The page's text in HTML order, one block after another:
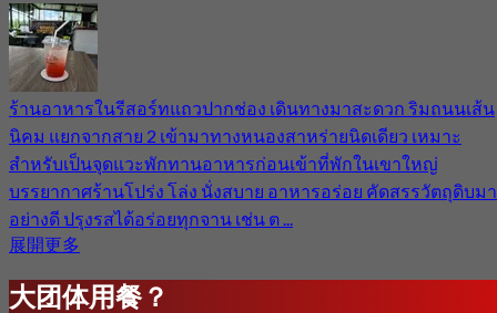
ร้านอาหารในรีสอร์ทแถวปากช่อง เดินทางมาสะดวก ริมถนนเส้น
นิคม แยกจากสาย 2 เข้ามาทางหนองสาหร่ายนิดเดียว เหมาะ
สำหรับเป็นจุดแวะพักทานอาหารก่อนเข้าที่พักในเขาใหญ่
บรรยากาศร้านโปร่ง โล่ง นั่งสบาย อาหารอร่อย คัดสรรวัตถุดิบมา
อย่างดี ปรุงรสได้อร่อยทุกจาน เช่น ต ...
展開更多
大团体用餐？